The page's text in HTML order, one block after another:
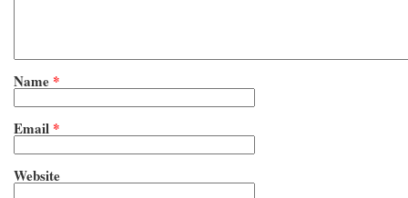
Name *
Email *
Website